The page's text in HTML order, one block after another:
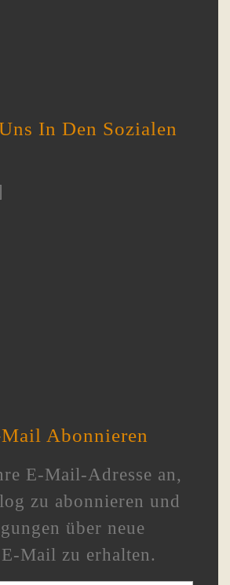
In Den Sozialen
Abonnieren
E-Mail-Adresse an,
zu abonnieren und
über neue
Mail zu erhalten.